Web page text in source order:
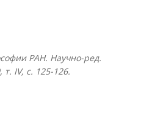
РАН. Научно-ред.
т. IV, с. 125-126.